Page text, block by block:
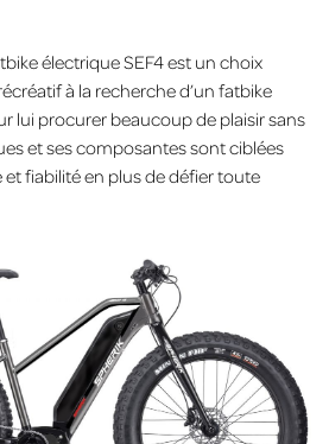
électrique SEF4 est un choix
à la recherche d’un fatbike
lui procurer beaucoup de plaisir sans
et ses composantes sont ciblées
fiabilité en plus de défier toute